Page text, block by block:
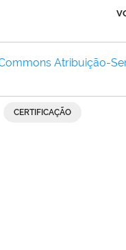
Atribuição-
CERTIFICAÇÃO